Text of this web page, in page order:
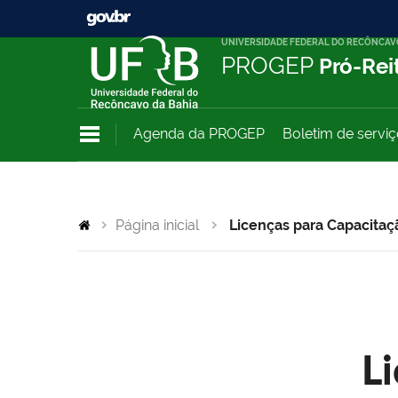
UNIVERSIDADE FEDERAL DO
PROGEP Pró-
Agenda da PROGEP Boletim de
Página inicial Licenças para